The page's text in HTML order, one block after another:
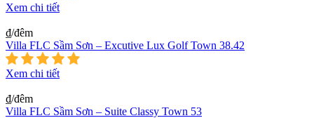
Xem chi tiết
₫/đêm
Villa FLC Sầm Sơn – Excutive Lux Golf Town 38.42
Xem chi tiết
₫/đêm
Villa FLC Sầm Sơn – Suite Classy Town 53